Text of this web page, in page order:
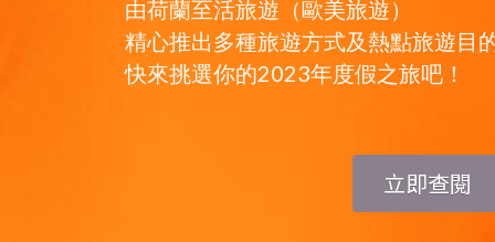
由荷蘭至活旅遊（歐美旅遊）
精心推出多種旅遊方式及熱點旅遊目
快來挑選你的2023年度假之旅吧！
立即查閱